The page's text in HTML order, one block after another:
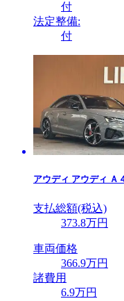
付
法定整備:
付
アウディ アウディ Ａ
支払総額(税込)
373.8万円
車両価格
366.9万円
諸費用
6.9万円